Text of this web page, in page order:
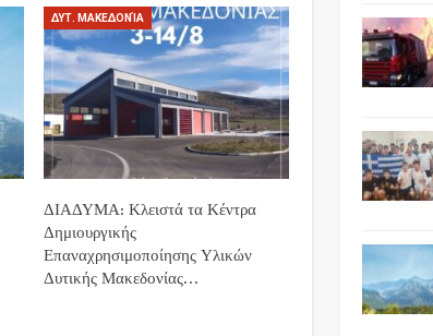
ΔΥΤ. ΜΑΚΕΔΟΝΊΑ
ΔΙΑΔΥΜΑ: Κλειστά τα Κέντρα
Δημιουργικής
Επαναχρησιμοποίησης Υλικών
Δυτικής Μακεδονίας…